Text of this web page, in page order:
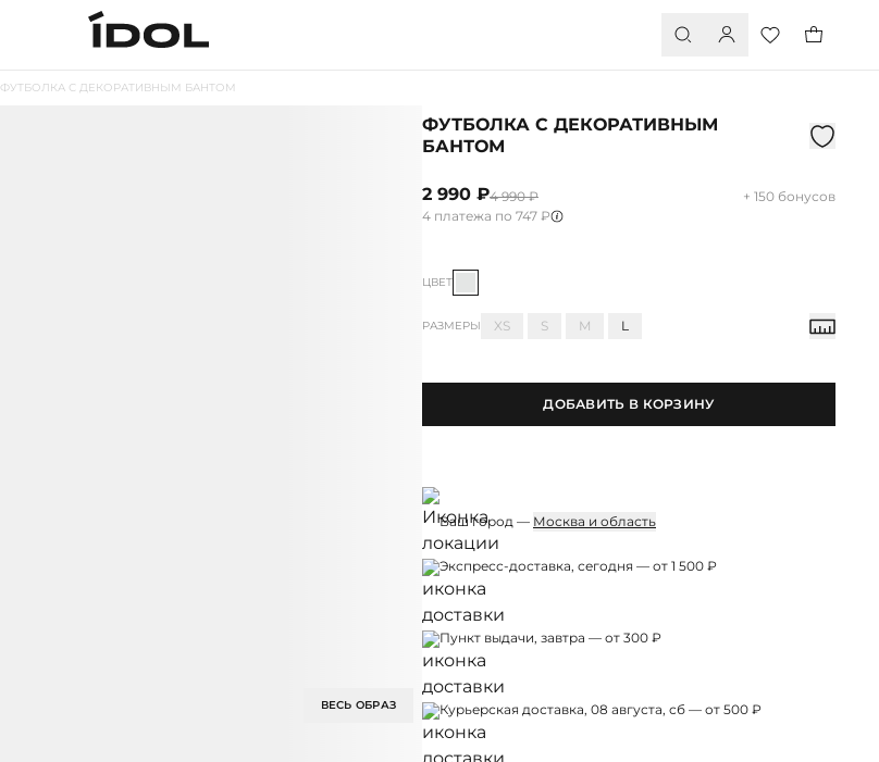
ФУТБОЛКА С ДЕКОРАТИВНЫМ БАНТОМ
ВЕСЬ ОБРАЗ
ФУТБОЛКА С ДЕКОРАТИВНЫМ
БАНТОМ
2 990 ₽4 990 ₽
+ 150 бонусов
4 платежа по 747 ₽
ЦВЕТ
РАЗМЕРЫ XS S M L
ДОБАВИТЬ В КОРЗИНУ
Ваш город — Москва и область
Экспресс-доставка, сегодня — от 1 500 ₽
Пункт выдачи, завтра — от 300 ₽
Курьерская доставка, 08 августа, сб — от 500 ₽